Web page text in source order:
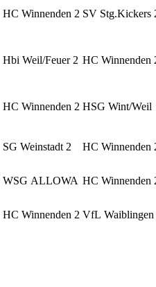
HC Winnenden 2 SV Stg.Kickers
Hbi Weil/Feuer 2 HC Winnenden
HC Winnenden 2 HSG Wint/Weil
SG Weinstadt 2 HC Winnenden
WSG ALLOWA HC Winnenden
HC Winnenden 2 VfL Waiblingen